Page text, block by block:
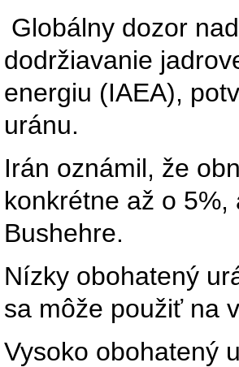
Globálny dozor
dodržiavanie
energiu (IAEA),
uránu.
Irán oznámil, že
konkrétne až o
Bushehre.
Nízky obohatený
sa môže použiť na
Vysoko obohatený